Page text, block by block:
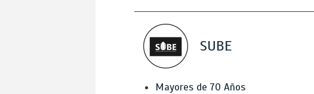
SUBE
Mayores de 70 Años